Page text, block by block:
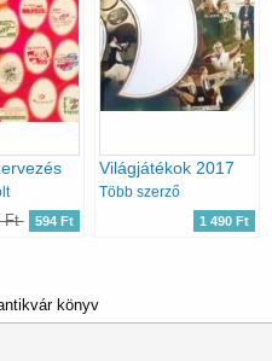
Ft 594 Ft
Világjátékok 2017
Több szerző
1 490 Ft
könyv